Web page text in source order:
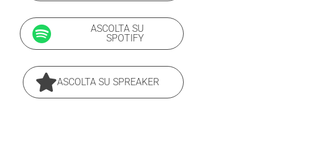
ASCOLTA SU
SPOTIFY
ASCOLTA SU SPREAKER